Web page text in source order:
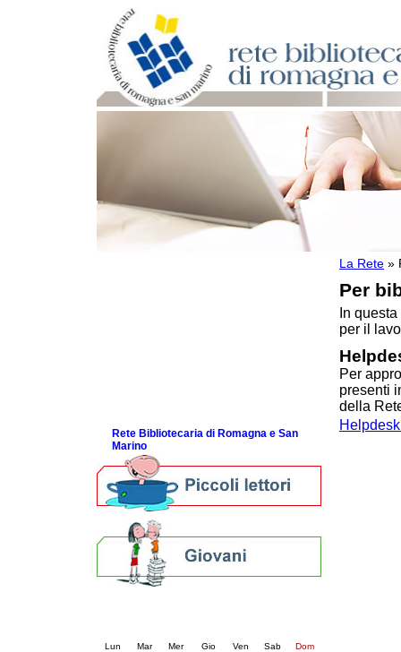
La Rete »
Per
In
per il
Per
presenti
della
Rete Bibliotecaria di Romagna e San
Marino
Lun Mar Mer Gio Ven Sab
Dom